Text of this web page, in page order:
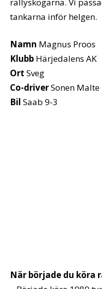
tankarna inför helgen.
Namn Magnus Proos
Klubb Härjedalens AK
Ort Sveg
Co-driverSonen Malte
Bil Saab 9-3
När började du köra